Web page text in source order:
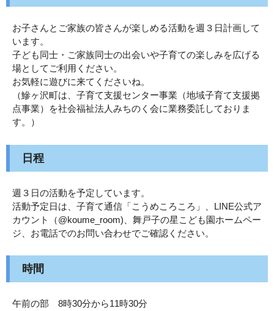
お子さんとご家族の皆さんが楽しめる活動を週３日計画して
います。
子ども同士・ご家族同士の出会いや子育ての楽しみを広げる
場としてご利用ください。
お気軽に遊びに来てくださいね。
（鰺ヶ沢町は、子育て支援センター事業（地域子育て支援拠
点事業）を社会福祉法人みちのく会に業務委託しておりま
す。）
日程
週３日の活動を予定しています。
活動予定日は、子育て通信「こうめころころ」、LINE公式ア
カウント（@koume_room)、舞戸子の星こども園ホームペー
ジ、お電話でのお問い合わせでご確認ください。
時間
午前の部 8時30分から11時30分